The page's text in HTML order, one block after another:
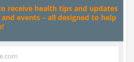
receive health tips and updates
events – all designed to help